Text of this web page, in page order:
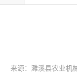
来源：濉溪县农业机